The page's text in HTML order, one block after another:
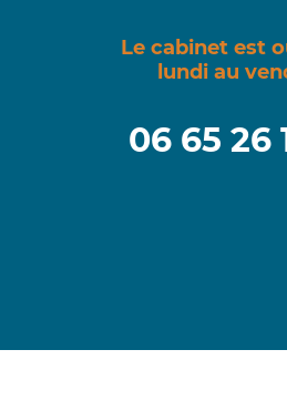
Le cabinet est
lundi au
06 65 26